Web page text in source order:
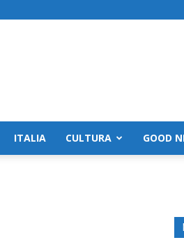
ITALIA CULTURA GOOD